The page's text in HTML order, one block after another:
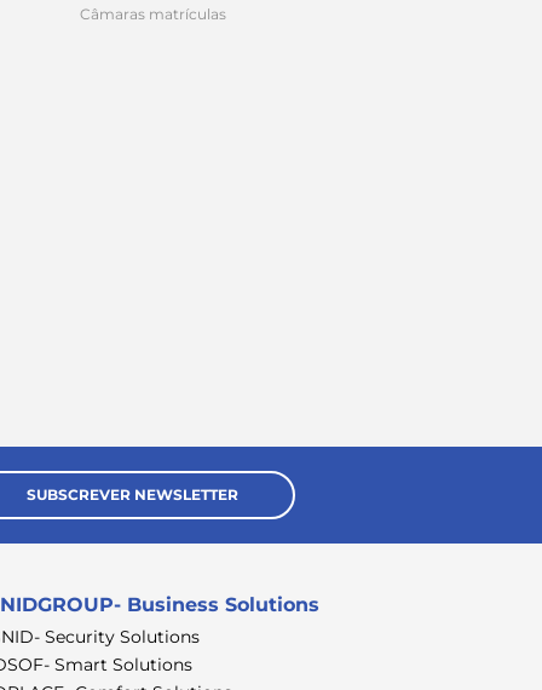
Câmaras matrículas
SUBSCREVER NEWSLETTER
NIDGROUP- Business Solutions
Security Solutions
Smart Solutions